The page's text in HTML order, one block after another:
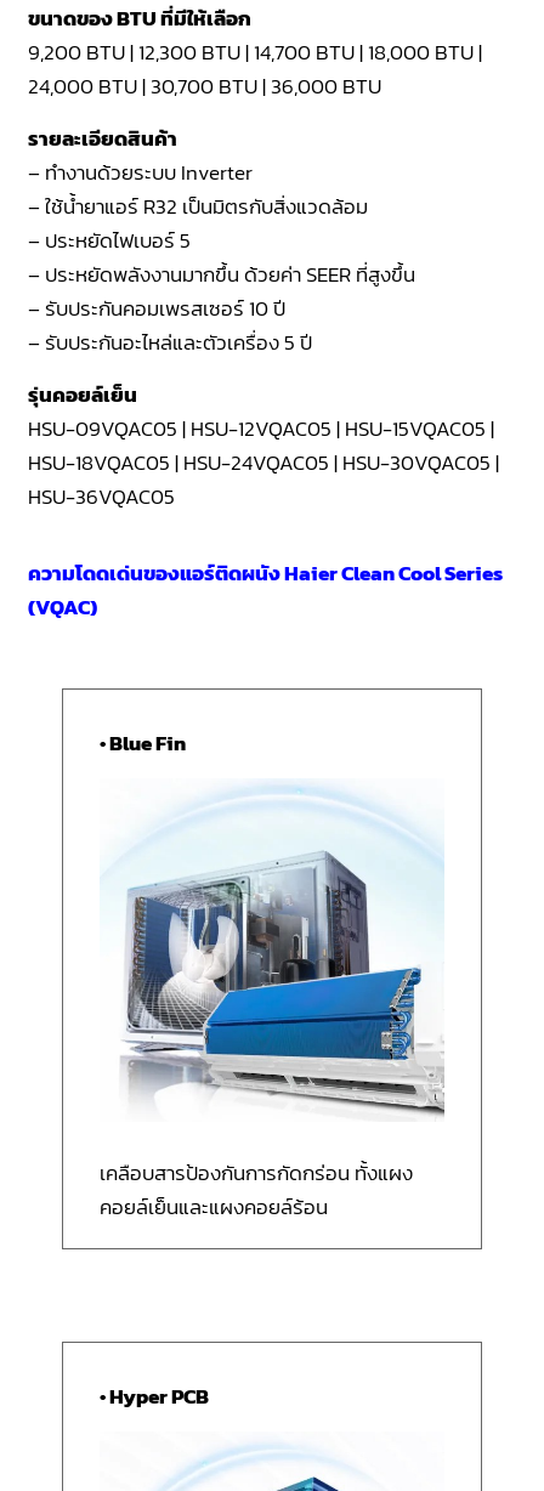
ขนาดของ BTU ที่มีให้เลือก
9,200 BTU | 12,300 BTU | 14,700 BTU | 18,000 BTU |
24,000 BTU | 30,700 BTU | 36,000 BTU
รายละเอียดสินค้า
– ทำงานด้วยระบบ Inverter
– ใช้น้ำยาแอร์ R32 เป็นมิตรกับสิ่งแวดล้อม
– ประหยัดไฟเบอร์ 5
– ประหยัดพลังงานมากขึ้น ด้วยค่า SEER ที่สูงขึ้น
– รับประกันคอมเพรสเซอร์ 10 ปี
– รับประกันอะไหล่และตัวเครื่อง 5 ปี
รุ่นคอยล์เย็น
HSU-09VQAC05 | HSU-12VQAC05 | HSU-15VQAC05 |
HSU-18VQAC05 | HSU-24VQAC05 | HSU-30VQAC05 |
HSU-36VQAC05
ความโดดเด่นของแอร์ติดผนัง Haier Clean Cool Series
(VQAC)
• Blue Fin
เคลือบสารป้องกันการกัดกร่อน ทั้งแผง
คอยล์เย็นและแผงคอยล์ร้อน
• Hyper PCB